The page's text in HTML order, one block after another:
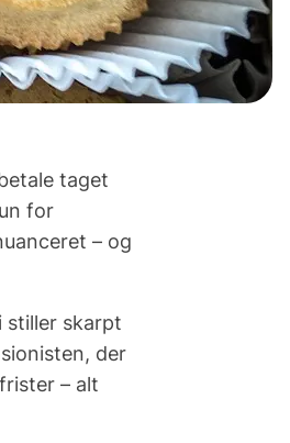
taget
for
– og
stiller skarpt
der
– alt